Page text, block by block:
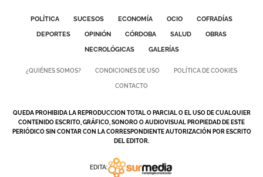
POLÍTICA SUCESOS ECONOMÍA OCIO
COFRADÍAS
DEPORTES
OPINIÓN CÓRDOBA SALUD
OBRAS
NECROLÓGICAS
GALERÍAS
¿QUIÉNES SOMOS? CONDICIONES DE USO POLÍTICA DE COOKIES
CONTACTO
QUEDA PROHIBIDA LA REPRODUCCION TOTAL O PARCIAL O EL USO DE CUALQUIER
CONTENIDO ESCRITO, GRÁFICO, SONORO O AUDIOVISUAL PROPIEDAD DE ESTE
PERIÓDICO SIN CONTAR CON LA CORRESPONDIENTE AUTORIZACIÓN POR ESCRITO
DEL EDITOR.
EDITA: